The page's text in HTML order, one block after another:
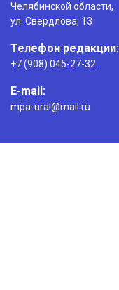
Челябинской области,
ул. Свердлова, 13
Телефон редакции:
+7 (908) 045-27-32
E-mail:
mpa-ural@mail.ru